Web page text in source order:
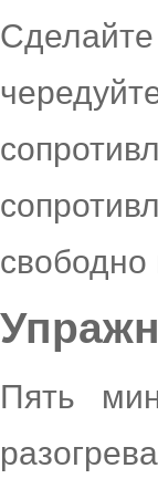
свободно
Пять